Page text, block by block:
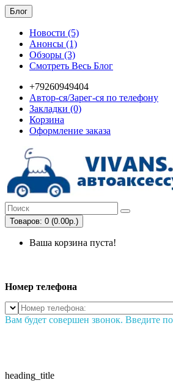
Блог
Новости (5)
Анонсы (1)
Обзоры (3)
Смотреть Весь Блог
+79260949404
Автор-ся/Зарег-ся по телефону
Закладки (0)
Корзина
Оформление заказа
Товаров: 0 (0.00р.)
Ваша корзина пуста!
Номер телефона
Вам будет совершен звонок. Введите
heading_title